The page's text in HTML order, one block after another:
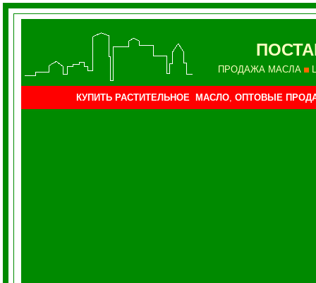
ПРОДАЖА МАСЛА
КУПИТЬ РАСТИТЕЛЬНОЕ МАСЛО, ОПТОВЫЕ